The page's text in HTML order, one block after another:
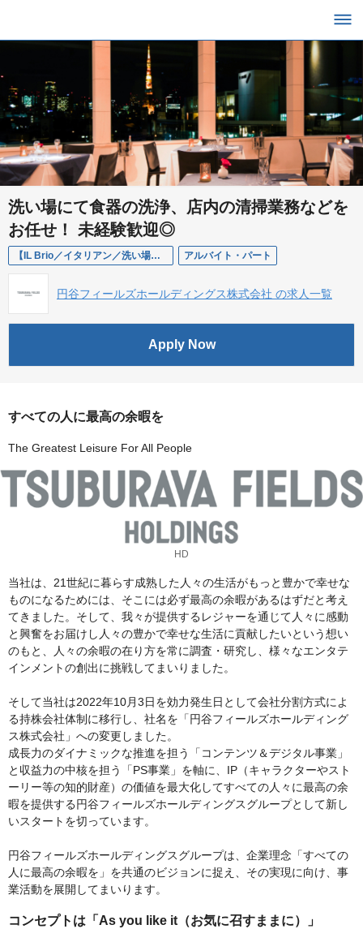
洗い場にて食器の洗浄、店内の清掃業務などを
お任せ！ 未経験歓迎◎
【IL Brio／イタリアン／洗い場スタッフ／アルバイト】キレイ好きにオススメ！ アルバイト・パート
円谷フィールズホールディングス株式会社 の求人一覧
Apply Now
すべての人に最高の余暇を
The Greatest Leisure For All People
HD
当社は、21世紀に暮らす成熟した人々の生活がもっと豊かで幸せな
ものになるためには、そこには必ず最高の余暇があるはずだと考え
てきました。そして、我々が提供するレジャーを通じて人々に感動
と興奮をお届けし人々の豊かで幸せな生活に貢献したいという想い
のもと、人々の余暇の在り方を常に調査・研究し、様々なエンタテ
インメントの創出に挑戦してまいりました。
そして当社は2022年10月3日を効力発生日として会社分割方式によ
る持株会社体制に移行し、社名を「円谷フィールズホールディング
ス株式会社」への変更しました。
成長力のダイナミックな推進を担う「コンテンツ＆デジタル事業」
と収益力の中核を担う「PS事業」を軸に、IP（キャラクターやスト
ーリー等の知的財産）の価値を最大化してすべての人々に最高の余
暇を提供する円谷フィールズホールディングスグループとして新し
いスタートを切っています。
円谷フィールズホールディングスグループは、企業理念「すべての
人に最高の余暇を」を共通のビジョンに捉え、その実現に向け、事
業活動を展開してまいります。
コンセプトは「As you like it（お気に召すままに）」